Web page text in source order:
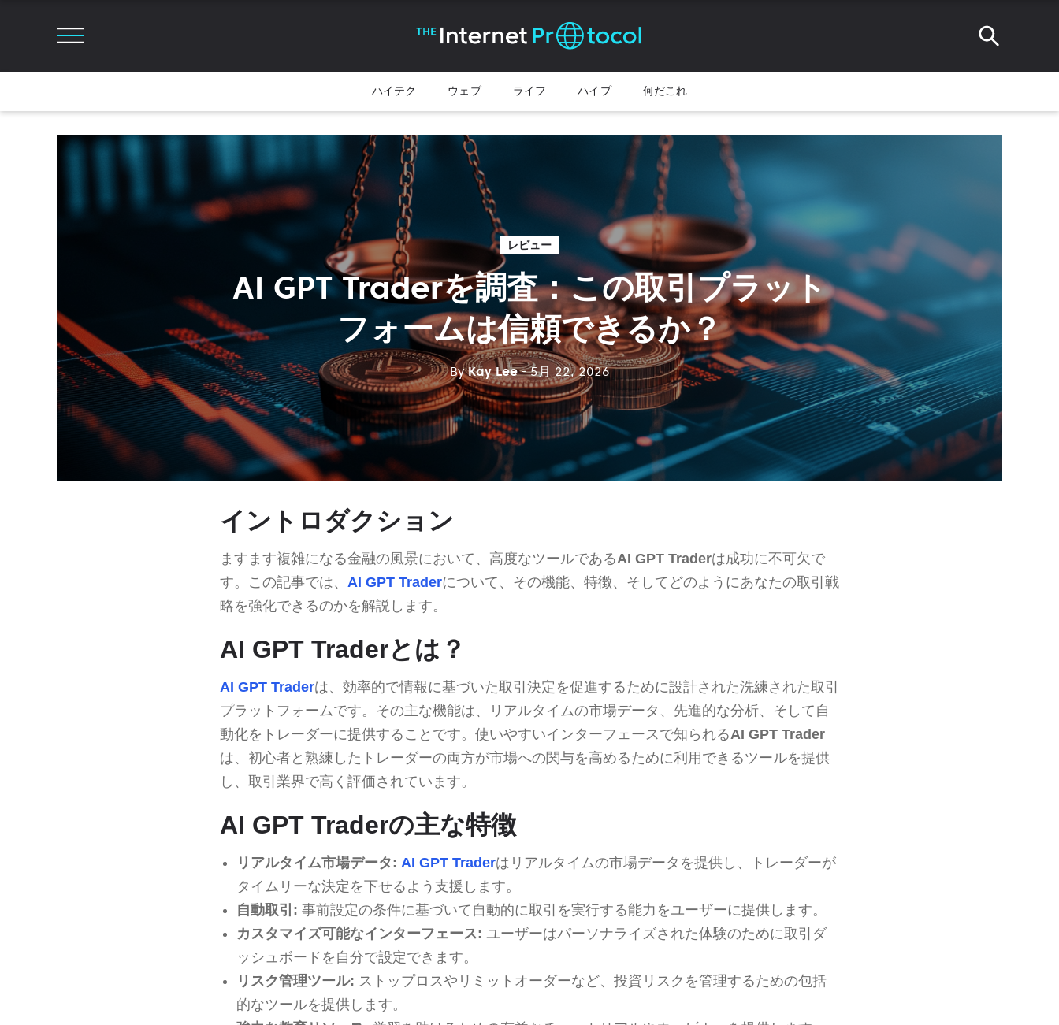
ハイテク ウェブ ライフ ハイプ 何だこれ
レビュー
AI GPT Traderを調査：この取引プラット
フォームは信頼できるか？
ByKay Lee - 5月 22, 2026
イントロダクション
ますます複雑になる金融の風景において、高度なツールであるAI GPT Traderは成功に不可欠で
す。この記事では、 AI GPT Traderについて、その機能、特徴、そしてどのようにあなたの取引戦
略を強化できるのかを解説します。
AI GPT Traderとは？
AI GPT Traderは、効率的で情報に基づいた取引決定を促進するために設計された洗練された取引
プラットフォームです。その主な機能は、リアルタイムの市場データ、先進的な分析、そして自
動化をトレーダーに提供することです。使いやすいインターフェースで知られるAI GPT Trader
は、初心者と熟練したトレーダーの両方が市場への関与を高めるために利用できるツールを提供
し、取引業界で高く評価されています。
AI GPT Traderの主な特徴
リアルタイム市場データ: AI GPT Traderはリアルタイムの市場データを提供し、トレーダーが
タイムリーな決定を下せるよう支援します。
自動取引: 事前設定の条件に基づいて自動的に取引を実行する能力をユーザーに提供します。
カスタマイズ可能なインターフェース: ユーザーはパーソナライズされた体験のために取引ダ
ッシュボードを自分で設定できます。
リスク管理ツール: ストップロスやリミットオーダーなど、投資リスクを管理するための包括
的なツールを提供します。